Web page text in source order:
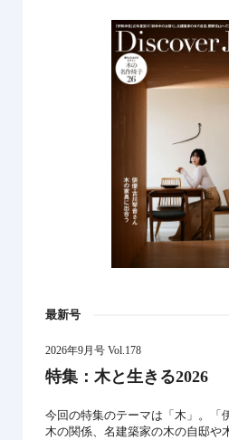
最新号
2026年9月号 Vol.178
特集：木と生きる2026
今回の特集のテーマは「木」。「
木の関係、名建築家の木の自邸や